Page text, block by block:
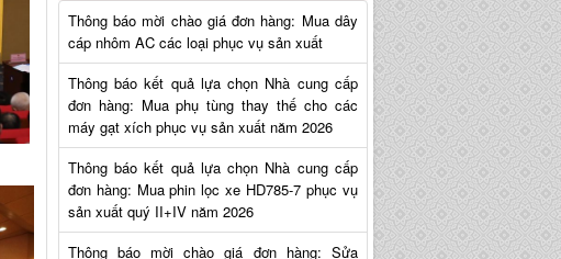
Thông báo mời chào giá đơn hàng: Mua dây
cáp nhôm AC các loại phục vụ sản xuất
Thông báo kết quả lựa chọn Nhà cung cấp
đơn hàng: Mua phụ tùng thay thế cho các
máy gạt xích phục vụ sản xuất năm 2026
Thông báo kết quả lựa chọn Nhà cung cấp
đơn hàng: Mua phin lọc xe HD785-7 phục vụ
sản xuất quý II+IV năm 2026
Thông báo mời chào giá đơn hàng: Sửa